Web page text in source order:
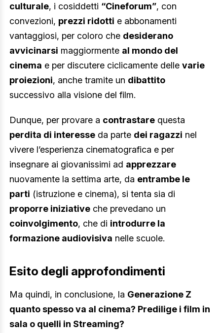
culturale, i cosiddetti “Cineforum”, con
convezioni, prezzi ridotti e abbonamenti
vantaggiosi, per coloro che desiderano
avvicinarsi maggiormente al mondo del
cinema e per discutere ciclicamente delle varie
proiezioni, anche tramite un dibattito
successivo alla visione del film.
Dunque, per provare a contrastare questa
perdita di interesse da parte dei ragazzi nel
vivere l’esperienza cinematografica e per
insegnare ai giovanissimi ad apprezzare
nuovamente la settima arte, da entrambe le
parti (istruzione e cinema), si tenta sia di
proporre iniziative che prevedano un
coinvolgimento, che di introdurre la
formazione audiovisiva nelle scuole.
Esito degli approfondimenti
Ma quindi, in conclusione, la Generazione Z
quanto spesso va al cinema? Predilige i film in
sala o quelli in Streaming?